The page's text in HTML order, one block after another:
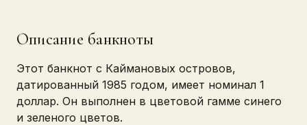
Описание банкноты
Этот банкнот с Каймановых островов,
датированный 1985 годом, имеет номинал 1
доллар. Он выполнен в цветовой гамме синего
и зеленого цветов.